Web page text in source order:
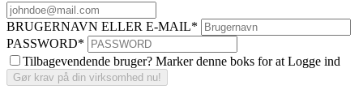
BRUGERNAVN ELLER E-MAIL*
PASSWORD*
Tilbagevendende bruger? Marker denne boks for at Logge ind